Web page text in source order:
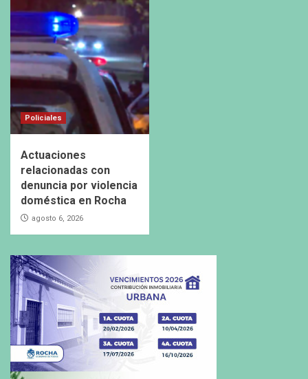
Policiales
Actuaciones
relacionadas con
denuncia por violencia
doméstica en Rocha
agosto 6, 2026